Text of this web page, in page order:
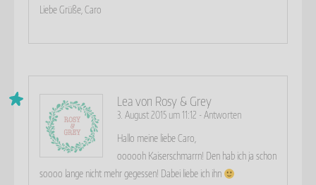
Liebe Grüße, Caro
Lea von Rosy & Grey
3. August 2015 um 11:12 - Antworten
Hallo meine liebe Caro,
oooooh Kaiserschmarrn! Den hab ich ja schon
soooo lange nicht mehr gegessen! Dabei liebe ich ihn